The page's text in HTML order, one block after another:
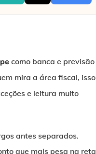
como banca e previsão
mira a área fiscal, isso
e leitura muito
antes separados.
que mais pesa na reta